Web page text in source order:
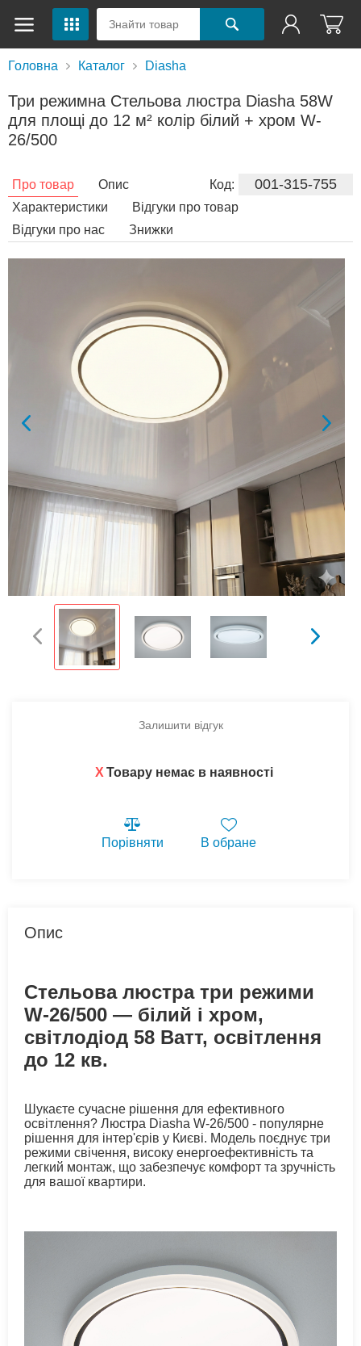
Головна Каталог Diasha
Три режимна Стельова люстра Diasha 58W
для площі до 12 м² колір білий + хром W-
26/500
Код: 001-315-755
Про товар
Опис
Характеристики
Відгуки про товар
Відгуки про нас
Знижки
Залишити відгук
X Товару немає в наявності
Порівняти В обране
Опис
Стельова люстра три режими
W-26/500 — білий і хром,
світлодіод 58 Ватт, освітлення
до 12 кв.
Шукаєте сучасне рішення для ефективного
освітлення? Люстра Diasha W-26/500 - популярне
рішення для інтер'єрів у Києві. Модель поєднує три
режими свічення, високу енергоефективність та
легкий монтаж, що забезпечує комфорт та зручність
для вашої квартири.